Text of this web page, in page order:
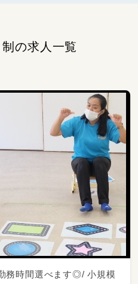
の求人一覧
務時間選べます◎/ 小規模